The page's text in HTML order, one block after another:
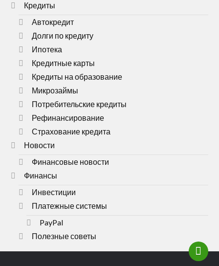
Кредиты
Автокредит
Долги по кредиту
Ипотека
Кредитные карты
Кредиты на образование
Микрозаймы
Потребительские кредиты
Рефинансирование
Страхование кредита
Новости
Финансовые новости
Финансы
Инвестиции
Платежные системы
PayPal
Полезные советы